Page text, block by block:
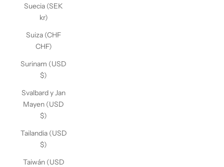
Suecia (SEK
kr)
Suiza (CHF
CHF)
Surinam (USD
$)
Svalbard y Jan
Mayen (USD
$)
Tailandia (USD
$)
Taiwán (USD